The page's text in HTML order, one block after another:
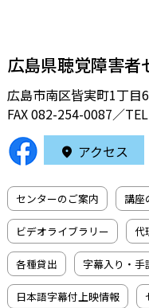
広島県聴覚障害者
広島市南区皆実町1丁目
FAX 082-254-0087／TEL
アクセス
センターのご案内 講座
ビデオライブラリー 代
各種貸出 字幕入り・手
日本語字幕付上映情報